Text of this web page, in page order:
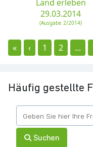
Land erleben
29.03.2014
(Ausgabe 2/2014)
« ‹ 1 2 ...
Häufig gestellte
Suchen